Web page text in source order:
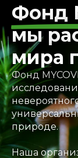
Фонд
мы
мира
Фонд
природе.
Наша